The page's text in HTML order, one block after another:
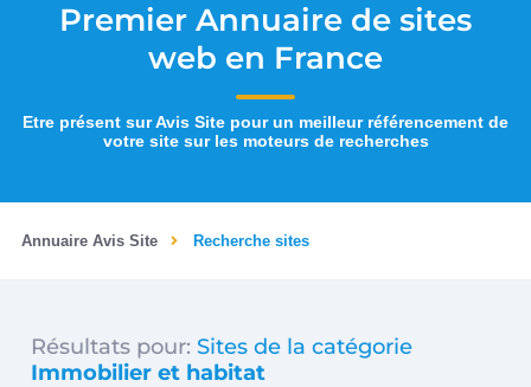
Premier Annuaire de sites
web en France
Etre présent sur Avis Site pour un meilleur référencement de
votre site sur les moteurs de recherches
Annuaire Avis Site Recherche sites
Résultats pour: Sites de la catégorie
Immobilier et habitat